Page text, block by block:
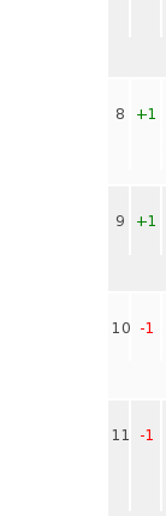
8 +1
9 +1
10 -1
11 -1